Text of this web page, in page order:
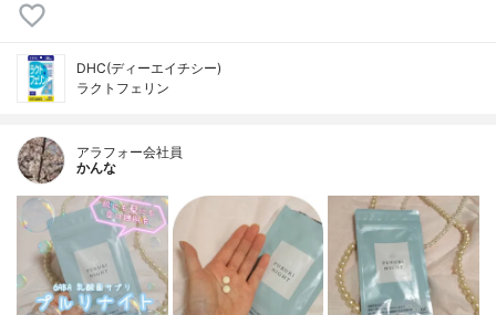
DHC(ディーエイチシー)
ラクトフェリン
アラフォー会社員
かんな